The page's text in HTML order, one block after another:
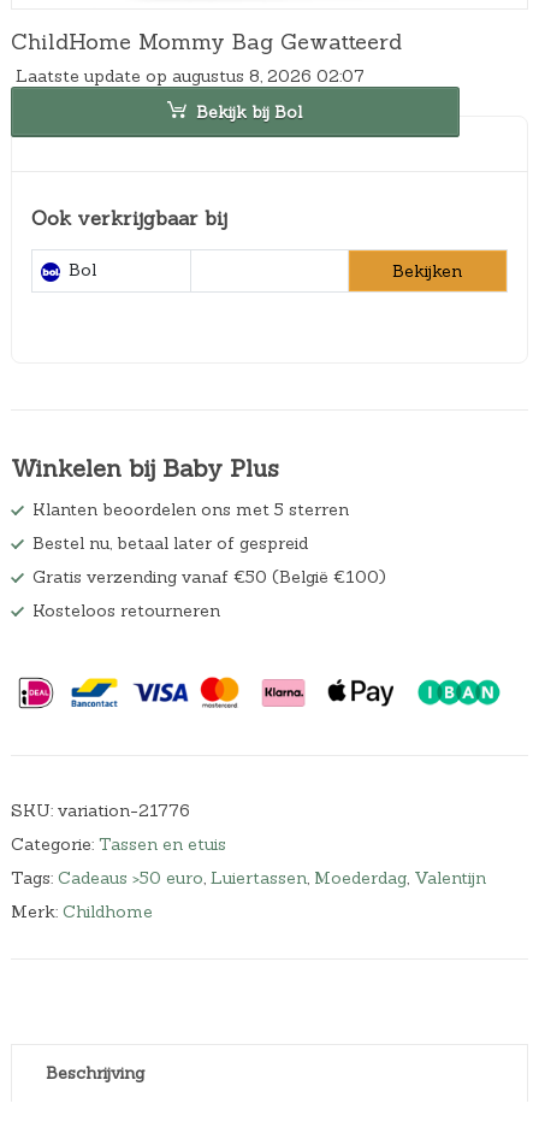
ChildHome Mommy Bag Gewatteerd
Laatste update op augustus 8, 2026 02:07
Bekijk bij Bol
Ook verkrijgbaar bij
Bol Bekijken
Winkelen bij Baby Plus
Klanten beoordelen ons met 5 sterren
Bestel nu, betaal later of gespreid
Gratis verzending vanaf €50 (België €100)
Kosteloos retourneren
SKU: variation-21776
Categorie: Tassen en etuis
Tags: Cadeaus >50 euro, Luiertassen, Moederdag, Valentijn
Merk: Childhome
Beschrijving